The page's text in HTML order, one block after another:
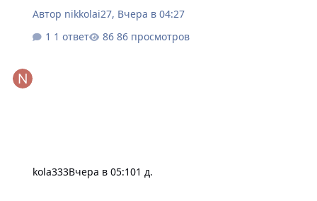
Автор nikkolai27, Вчера в 04:27
1 ответ
86 просмотров
kola333Вчера в 05:101 д.